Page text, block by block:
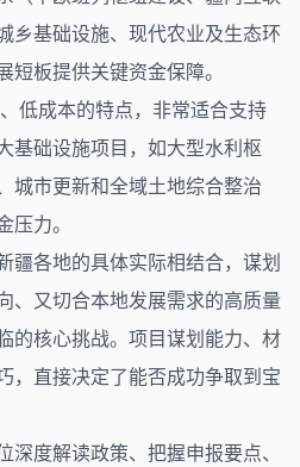
乡基础设施、现代农业及生态环
板提供关键资金保障。
低成本的特点，非常适合支持
基础设施项目，如大型水利枢
城市更新和全域土地综合整治
力。
疆各地的具体实际相结合，谋划
、又切合本地发展需求的高质量
的核心挑战。项目谋划能力、材
，直接决定了能否成功争取到宝
度解读政策、把握申报要点、